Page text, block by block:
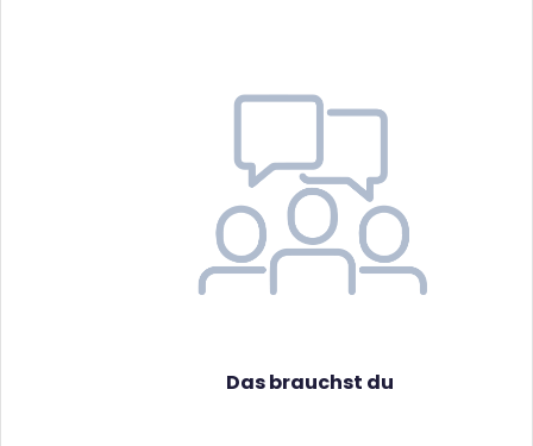
Das brauchst du